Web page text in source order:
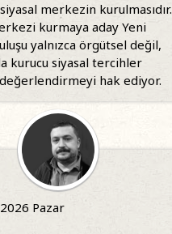
merkezin kurulmasıdır.
kurmaya aday Yeni
yalnızca örgütsel değil,
kurucu siyasal tercihler
hak ediyor.
Pazar